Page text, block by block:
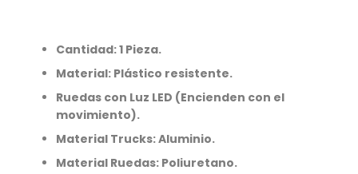
Cantidad: 1 Pieza.
Material: Plástico resistente.
Ruedas con Luz LED (Encienden con el
movimiento).
Material Trucks: Aluminio.
Material Ruedas: Poliuretano.